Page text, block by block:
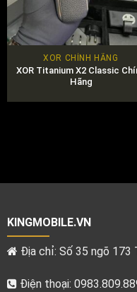
XOR CHÍNH HÃNG
XOR Titanium X2 Classic
Hãng
KINGMOBILE.VN
Địa chỉ: Số 35 ngõ 173
Điện thoại: